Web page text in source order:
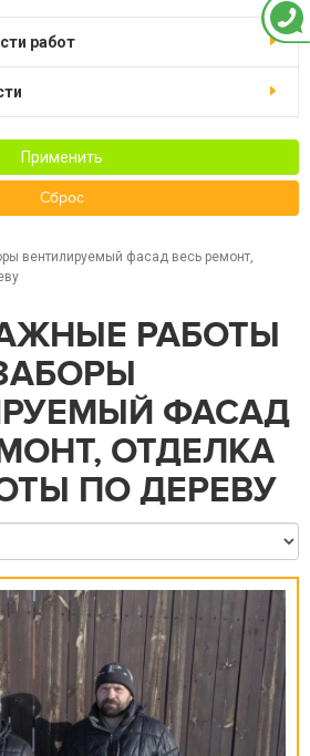
работ
Применить
Сброс
вентилируемый фасад весь ремонт,
РАБОТЫ
ФАСАД
ОТДЕЛКА
ПО ДЕРЕВУ